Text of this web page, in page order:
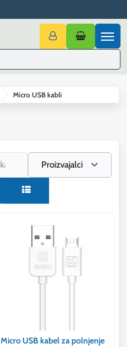
Micro USB kabli
Proizvajalci
Micro USB kabel za polnjenje